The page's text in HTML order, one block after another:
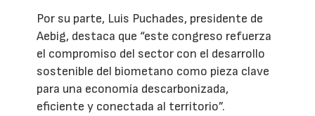
Por su parte, Luis Puchades, presidente de
Aebig, destaca que “este congreso refuerza
el compromiso del sector con el desarrollo
sostenible del biometano como pieza clave
para una economía descarbonizada,
eficiente y conectada al territorio”.